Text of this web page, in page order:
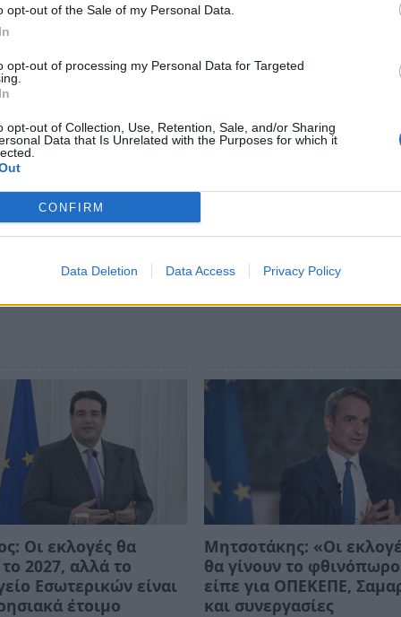
opt-out of the Sale of my Personal Data.
opt-out of processing my Personal Data for Targeted
opt-out of Collection, Use, Retention, Sale, and/or Sharing
Data that Is Unrelated with the Purposes for which it
CONFIRM
Data Deletion Data Access Privacy Policy
πολίτες που θα πλαισιώσουν την
και μάθετε πρώτοιόλες τις ειδήσεις
ΜΕΡΑ25-ΣΥΜΜΑΧΙΑ ΓΙΑ ΤΗ ΡΗΞΗ
ΤΑΝΙΑ ΓΑΛΑΝΗ ΚΑΤΕΡΙΝΑ ΔΟΥΚΑ
ΚΩΣΤΑΣ
ΕΘΝΙΚΕΣ ΕΚΛΟΓΕΣ
Οι εκλογές θα
2027, αλλά το
Εσωτερικών είναι
έτοιμο
Μητσοτάκης: «Οι
θα γίνουν το
είπε για ΟΠΕΚΕΠΕ,
και συνεργασίες